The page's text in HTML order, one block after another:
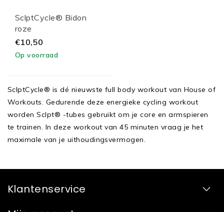
SclptCycle® Bidon
roze
€10,50
Op voorraad
SclptCycle® is dé nieuwste full body workout van House of
Workouts. Gedurende deze energieke cycling workout
worden Sclpt® -tubes gebruikt om je core en armspieren
te trainen. In deze workout van 45 minuten vraag je het
maximale van je uithoudingsvermogen.
Klantenservice